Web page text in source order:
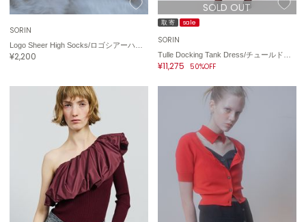
/ランジェリー (127)
ェア (124)
(121)
AMOMMA
ánuans
アニュアンス
ànuke
Ballelite
バレリット
SORIN
¥2,200
SOLD OUT
取 寄 sale
SORIN
¥11,275 50%OFF